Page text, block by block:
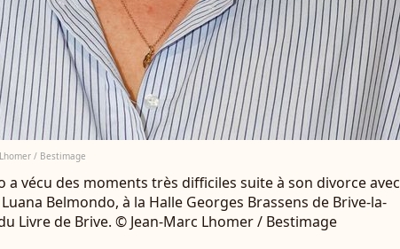
/ Bestimage
a vécu des moments très difficiles suite à son divorce avec
Belmondo, à la Halle Georges Brassens de Brive-la-
Livre de Brive. © Jean-Marc Lhomer / Bestimage